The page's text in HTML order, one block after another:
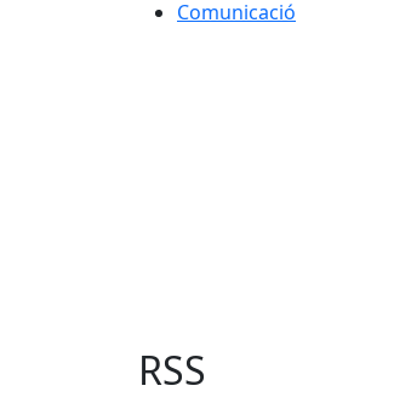
Comunicació
RSS